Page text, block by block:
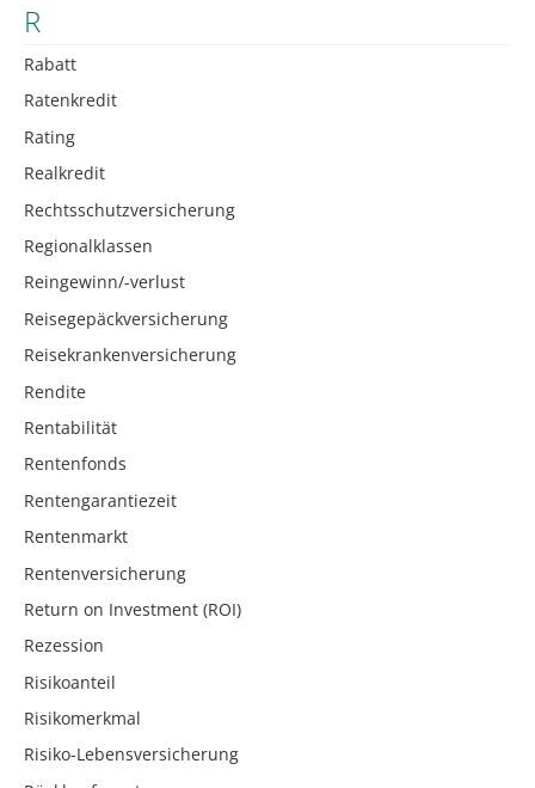
R
Rabatt
Ratenkredit
Rating
Realkredit
Rechtsschutzversicherung
Regionalklassen
Reingewinn/-verlust
Reisegepäckversicherung
Reisekrankenversicherung
Rendite
Rentabilität
Rentenfonds
Rentengarantiezeit
Rentenmarkt
Rentenversicherung
Return on Investment (ROI)
Rezession
Risikoanteil
Risikomerkmal
Risiko-Lebensversicherung